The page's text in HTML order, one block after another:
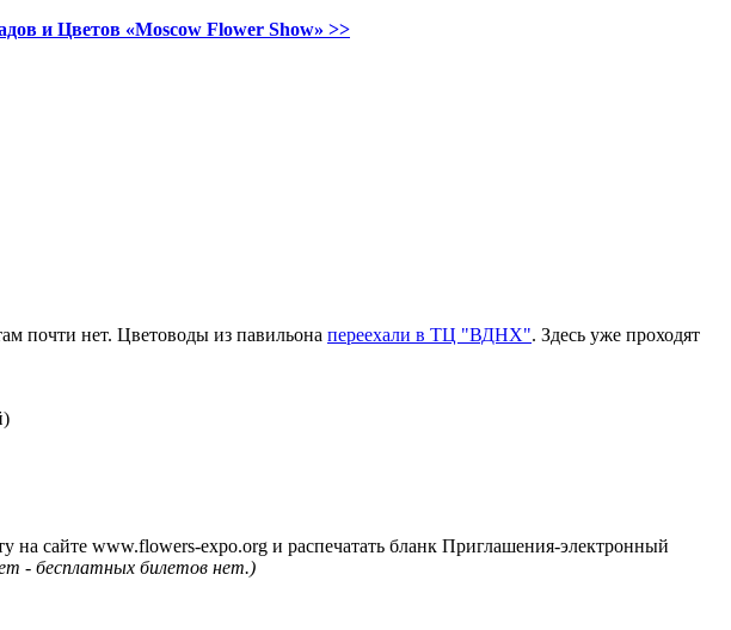
и Цветов «Moscow Flower Show» >>
почти нет. Цветоводы из павильона переехали в ТЦ "ВДНХ". Здесь уже проходят
сайте www.flowers-expo.org и распечатать бланк Приглашения-электронный
- бесплатных билетов нет.)